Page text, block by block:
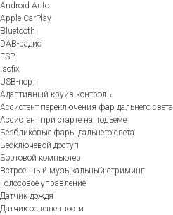
Android Auto
Apple CarPlay
Bluetooth
DAB-радио
ESP
Isofix
USB-порт
Адаптивный круиз-контроль
Ассистент переключения фар дальнего света
Ассистент при старте на подъеме
Безбликовые фары дальнего света
Бесключевой доступ
Бортовой компьютер
Встроенный музыкальный стриминг
Голосовое управление
Датчик дождя
Датчик освещенности